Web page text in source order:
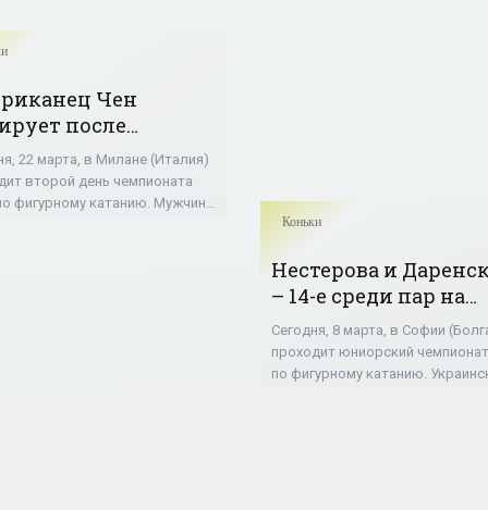
Чен
после
программы
по фигурному
Павлов – 29-й -
22 марта, в Милане (Италия)
второй день чемпионата
фигурному катанию. Мужчины
Коньки
Нестерова и
– 14-е среди пар на
юниорской ЧМ по
фигурному
«Коньки»
Сегодня, 8 марта, в Софии
проходит юниорский
по фигурному катанию.